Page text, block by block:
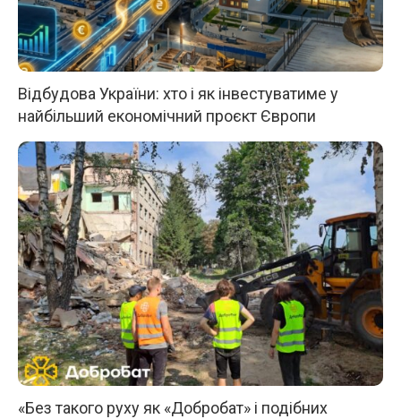
Відбудова України: хто і як інвестуватиме у
найбільший економічний проєкт Європи
«Без такого руху як «Добробат» і подібних